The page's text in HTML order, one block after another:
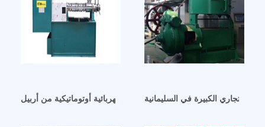
معصرة زيت كبيرة كهربائية أوتوماتيكية من أربيلالتجاري الكبيرة في السليمانية